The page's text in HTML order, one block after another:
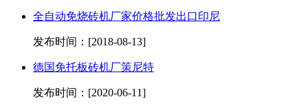
全自动免烧砖机厂家价格批发出口印尼
发布时间：[2018-08-13]
德国免托板砖机厂策尼特
发布时间：[2020-06-11]